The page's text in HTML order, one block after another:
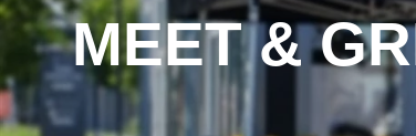
MEET &